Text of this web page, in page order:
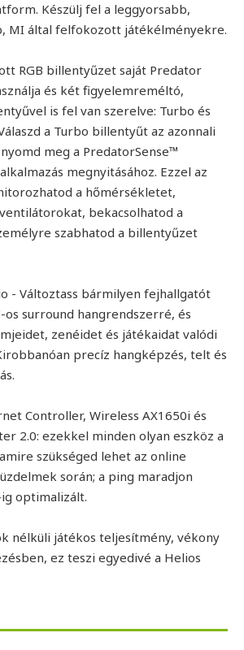
Készülj fel a leggyorsabb,
MI által felfokozott játékélményekre.
RGB billentyűzet saját Predator
és két figyelemreméltó,
is fel van szerelve: Turbo és
a Turbo billentyűt az azonnali
meg a PredatorSense™
megnyitásához. Ezzel az
a hőmérsékletet,
bekacsolhatod a
szabhatod a billentyűzet
- Változtass bármilyen fejhallgatót
os surround hangrendszerré, és
zenéidet és játékaidat valódi
precíz hangképzés, telt és
Controller, Wireless AX1650i és
2.0: ezekkel minden olyan eszköz a
szükséged lehet az online
során; a ping maradjon
ig optimalizált.
nélküli játékos teljesítmény, vékony
ez teszi egyedivé a Helios